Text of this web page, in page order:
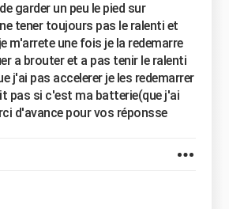
garder un peu le pied sur
tener toujours pas le ralenti et
m'arrete une fois je la redemarre
a brouter et a pas tenir le ralenti
j'ai pas accelerer je les redemarrer
pas si c'est ma batterie(que j'ai
d'avance pour vos réponsse